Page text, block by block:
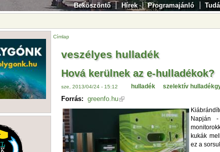
Beköszöntő Hírek Programajánló
Címlap
veszélyes hulladék
Hová kerülnek az e-hulladékok?
sze, 2013/04/24 - 15:12 hulladék szelektív
Forrás: greenfo.hu
Napján -
kukák
ez a